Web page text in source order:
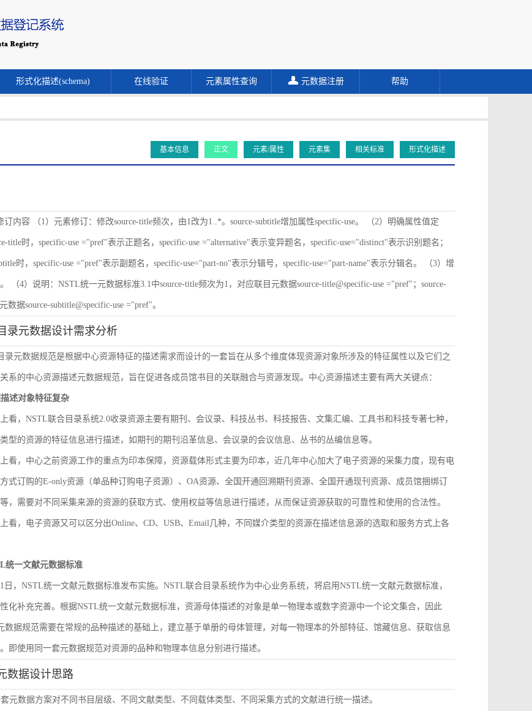
形式化描述(schema) 在线验证 元素属性查询 元数据注册 帮助
基本信息 正文 元素/属性 元素集 相关标准 形式化描述
订内容 （1）元素修订：修改source-title频次，由1改为1..*。source-subtitle增加属性specific-use。 （2）明确属性值定
title时，specific-use ="pref"表示正题名，specific-use ="alternative"表示变异题名，specific-use="distinct"表示识别题名；
时，specific-use ="pref"表示副题名，specific-use="part-no"表示分辑号，specific-use="part-name"表示分辑名。 （3）增
（4）说明：NSTL统一元数据标准3.1中source-title频次为1，对应联目元数据source-title@specific-use ="pref"；source-
数据source-subtitle@specific-use ="pref"。
录元数据设计需求分析
录元数据规范是根据中心资源特征的描述需求而设计的一套旨在从多个维度体现资源对象所涉及的特征属性以及它们之
系的中心资源描述元数据规范，旨在促进各成员馆书目的关联融合与资源发现。中心资源描述主要有两大关键点：
述对象特征复杂
看，NSTL联合目录系统2.0收录资源主要有期刊、会议录、科技丛书、科技报告、文集汇编、工具书和科技专著七种，
型的资源的特征信息进行描述，如期刊的期刊沿革信息、会议录的会议信息、丛书的丛编信息等。
看，中心之前资源工作的重点为印本保障，资源载体形式主要为印本，近几年中心加大了电子资源的采集力度，现有电
式订购的E-only资源（单品种订购电子资源）、OA资源、全国开通回溯期刊资源、全国开通现刊资源、成员馆捆绑订
，需要对不同采集来源的资源的获取方式、使用权益等信息进行描述，从而保证资源获取的可靠性和使用的合法性。
看，电子资源又可以区分出Online、CD、USB、Email几种，不同媒介类型的资源在描述信息源的选取和服务方式上各
统一文献元数据标准
日，NSTL统一文献元数据标准发布实施。NSTL联合目录系统作为中心业务系统，将启用NSTL统一文献元数据标准，
化补充完善。根据NSTL统一文献元数据标准，资源母体描述的对象是单一物理本或数字资源中一个论文集合，因此
数据规范需要在常规的品种描述的基础上，建立基于单册的母体管理，对每一物理本的外部特征、馆藏信息、获取信息
即使用同一套元数据规范对资源的品种和物理本信息分别进行描述。
数据设计思路
元数据方案对不同书目层级、不同文献类型、不同载体类型、不同采集方式的文献进行统一描述。